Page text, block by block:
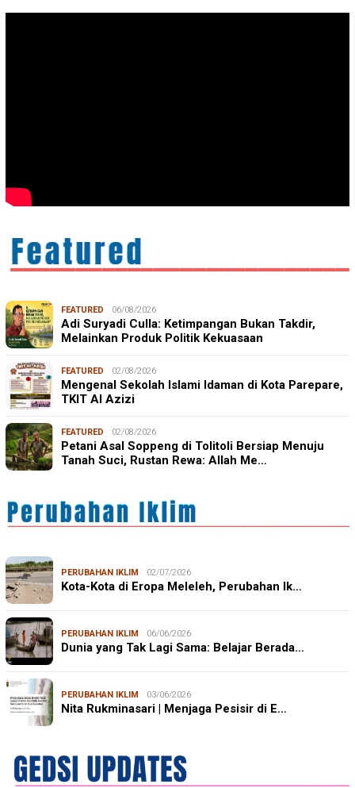
FEATURED 06/08/2026
Adi Suryadi Culla: Ketimpangan Bukan Takdir,
Melainkan Produk Politik Kekuasaan
FEATURED 02/08/2026
Mengenal Sekolah Islami Idaman di Kota Parepare,
TKIT Al Azizi
FEATURED 02/08/2026
Petani Asal Soppeng di Tolitoli Bersiap Menuju
Tanah Suci, Rustan Rewa: Allah Me…
PERUBAHAN IKLIM 02/07/2026
Kota-Kota di Eropa Meleleh, Perubahan Ik…
PERUBAHAN IKLIM 06/06/2026
Dunia yang Tak Lagi Sama: Belajar Berada…
PERUBAHAN IKLIM 03/06/2026
Nita Rukminasari | Menjaga Pesisir di E…